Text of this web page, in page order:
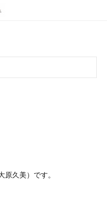
原久美）です。